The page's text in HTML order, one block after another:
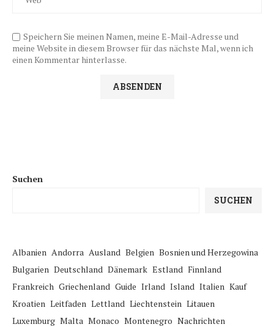
Speichern Sie meinen Namen, meine E-Mail-Adresse und
meine Website in diesem Browser für das nächste Mal, wenn ich
einen Kommentar hinterlasse.
Suchen
SUCHEN
Albanien Andorra Ausland Belgien Bosnien und Herzegowina
Bulgarien Deutschland Dänemark Estland Finnland
Frankreich Griechenland Guide Irland Island Italien Kauf
Kroatien Leitfaden Lettland Liechtenstein Litauen
Luxemburg Malta Monaco Montenegro Nachrichten